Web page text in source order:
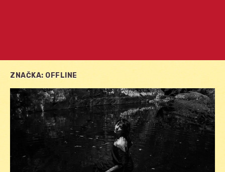
ZNAČKA: OFFLINE